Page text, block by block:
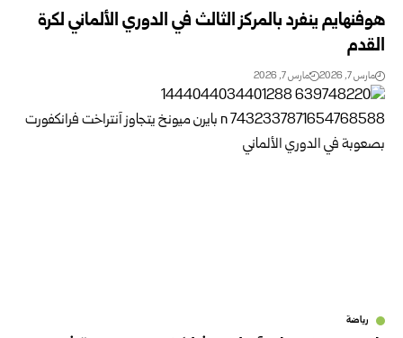
هوفنهايم ينفرد بالمركز الثالث في الدوري الألماني لكرة
القدم
مارس 7, 2026 مارس 7, 2026
رياضة